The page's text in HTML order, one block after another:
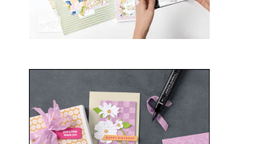
Sale-a-bration 2025
20. Januar 2025